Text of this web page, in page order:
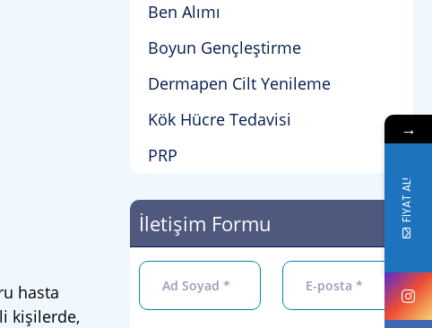
hasta
kişilerde,
Ben Alımı
Boyun Gençleştirme
Dermapen Cilt Yenileme
Kök Hücre Tedavisi
PRP
İletişim Formu
→
FİYAT AL!